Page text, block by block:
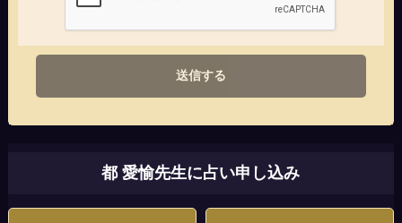
送信する
都 愛愉先生に占い申し込み